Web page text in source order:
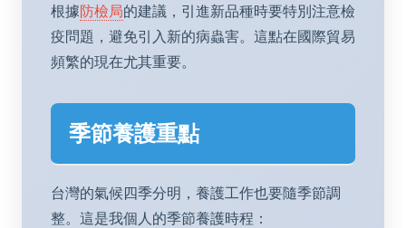
根據防檢局的建議，引進新品種時要特別注意檢
疫問題，避免引入新的病蟲害。這點在國際貿易
頻繁的現在尤其重要。
季節養護重點
台灣的氣候四季分明，養護工作也要隨季節調
整。這是我個人的季節養護時程：